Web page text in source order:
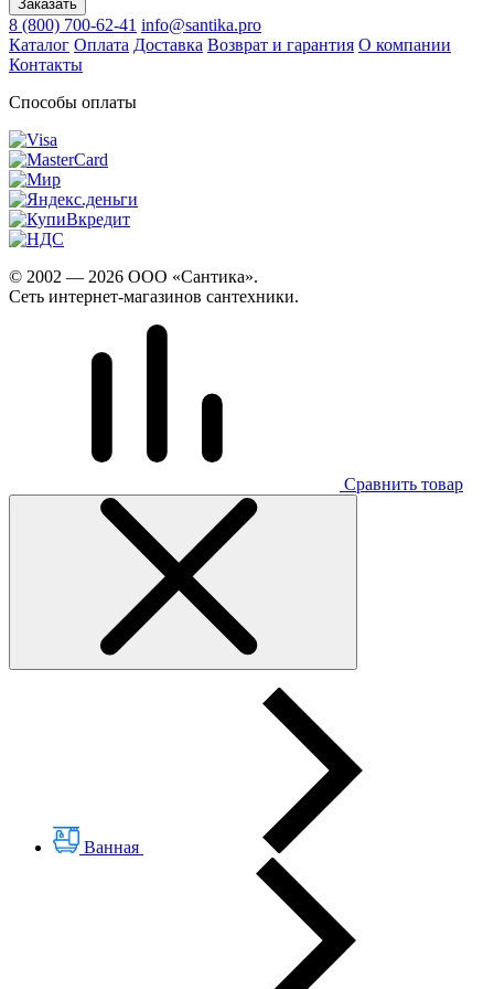
Заказать
8 (800) 700-62-41 info@santika.pro
Каталог Оплата Доставка Возврат и гарантия О компании
Контакты
Способы оплаты
© 2002 — 2026 ООО «Сантика».
Сеть интернет-магазинов сантехники.
Сравнить товар
Ванная